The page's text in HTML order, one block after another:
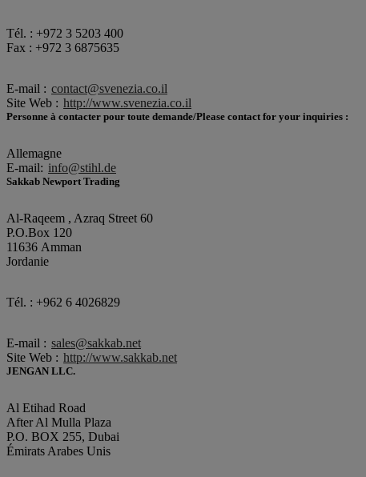
Tél. : +972 3 5203 400
Fax : +972 3 6875635
E-mail : contact@svenezia.co.il
Site Web : http://www.svenezia.co.il
Personne à contacter pour toute demande/Please contact for your inquiries :
Allemagne
E-mail: info@stihl.de
Sakkab Newport Trading
Al-Raqeem , Azraq Street 60
P.O.Box 120
11636 Amman
Jordanie
Tél. : +962 6 4026829
E-mail : sales@sakkab.net
Site Web : http://www.sakkab.net
JENGAN LLC.
Al Etihad Road
After Al Mulla Plaza
P.O. BOX 255, Dubai
Émirats Arabes Unis